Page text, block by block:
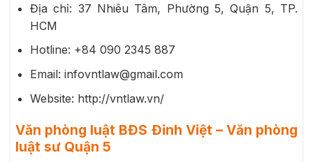
Địa chỉ: 37 Nhiêu Tâm, Phường 5, Quận 5, TP.
HCM
Hotline: +84 090 2345 887
Email: infovntlaw@gmail.com
Website: http://vntlaw.vn/
Văn phòng luật BĐS Đỉnh Việt – Văn phòng
luật sư Quận 5